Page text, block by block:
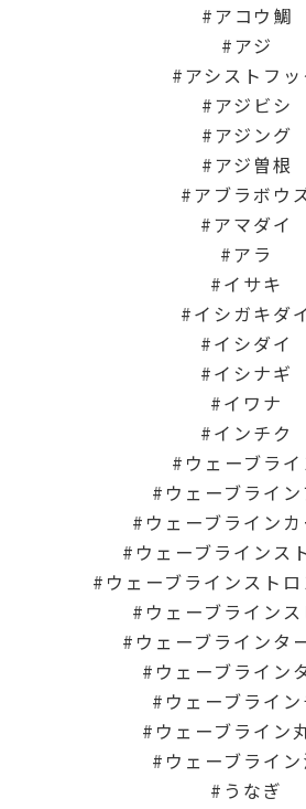
アコウ鯛
アジ
アシストフッ
アジビシ
アジング
アジ曽根
アブラボウ
アマダイ
アラ
イサキ
イシガキダ
イシダイ
イシナギ
イワナ
インチク
ウェーブライ
ウェーブライン
ウェーブライン
ウェーブラインス
ウェーブラインスト
ウェーブライン
ウェーブラインタ
ウェーブライン
ウェーブライン
ウェーブライン
ウェーブライ
うなぎ